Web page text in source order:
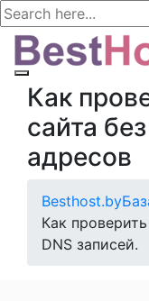
Как
сайта
адресов
Besthost.by
Как
DNS записей.